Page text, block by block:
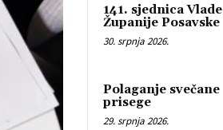
141. sjednica Vlade
Županije Posavske
30. srpnja 2026.
Polaganje svečane
prisege
29. srpnja 2026.